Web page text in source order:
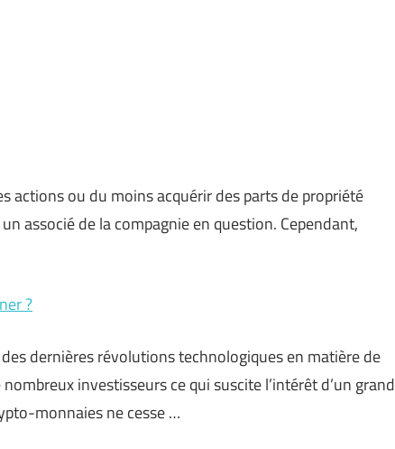
actions ou du moins acquérir des parts de propriété
associé de la compagnie en question. Cependant,
?
dernières révolutions technologiques en matière de
investisseurs ce qui suscite l’intérêt d’un grand
monnaies ne cesse …